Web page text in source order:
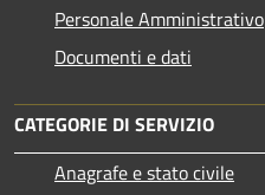
Personale Amministrativo
Documenti e dati
CATEGORIE DI SERVIZIO
Anagrafe e stato civile